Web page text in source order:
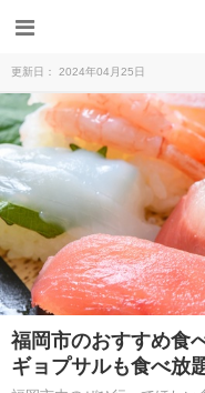
更新日： 2024年04月25日
福岡市のおすすめ食
ギョプサルも食べ放